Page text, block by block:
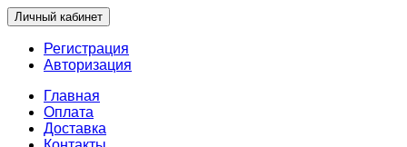
Личный кабинет
Регистрация
Авторизация
Главная
Оплата
Доставка